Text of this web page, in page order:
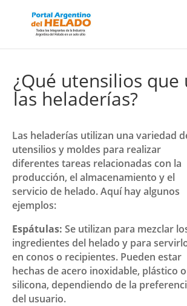
¿Qué utensilios que
las heladerías?
Las heladerías utilizan una variedad
utensilios y moldes para realizar
diferentes tareas relacionadas con la
producción, el almacenamiento y el
servicio de helado. Aquí hay algunos
ejemplos:
Espátulas: Se utilizan para mezclar
ingredientes del helado y para
en conos o recipientes. Pueden estar
hechas de acero inoxidable, plástico o
silicona, dependiendo de la
del usuario.